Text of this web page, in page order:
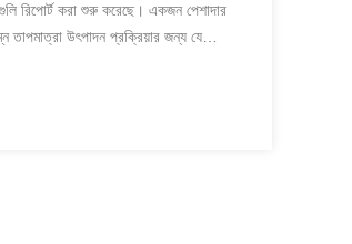
রিপোর্ট করা শুরু করেছে। একজন পেশাদার
তাপমাত্রা উৎপাদন প্রক্রিয়ার জন্য যে